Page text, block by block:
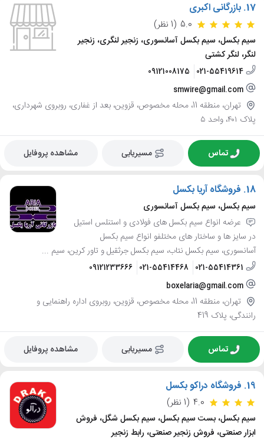
17. بازرگانی اکبری
5.0 (1 نظر)
سیم بکسل، سیم بکسل آسانسوری، زنجیر لنگری، زنجیر
لنگر، لنگر کشتی
021-55419614
09121008175
smwire@gmail.com
تهران، منطقه 11، محله مخصوص، قزوین، بعد از غفاری، روبروی شهرداری،
پلاک ۴۰۱، واحد ۵
تماس مسیریابی مشاهده پروفایل
18. فروشگاه آریا بکسل
سیم بکسل، سیم بکسل آسانسوری
عرضه انواع سیم بکسل های فولادی و استنلس استیل
در سایز ها و ساختار های مختلفو انواع سیم بکسل
آسانسوری، سیم بکسل نتاب، سیم بکسل جرثقیل و تاور کرین، سیم ...
021-55414361
021-55414468
09121233666
boxelaria@gmail.com
تهران، منطقه 11، محله مخصوص، قزوین، روبروی اداره راهنمایی و
رانندگی، پلاک 419
تماس مسیریابی مشاهده پروفایل
19. فروشگاه دراکو بکسل
4.0 (1 نظر)
سیم بکسل، بست سیم بکسل، سیم بکسل شگل، فروش
ابزار صنعتی، فروش زنجیر صنعتی، رابط زنجیر